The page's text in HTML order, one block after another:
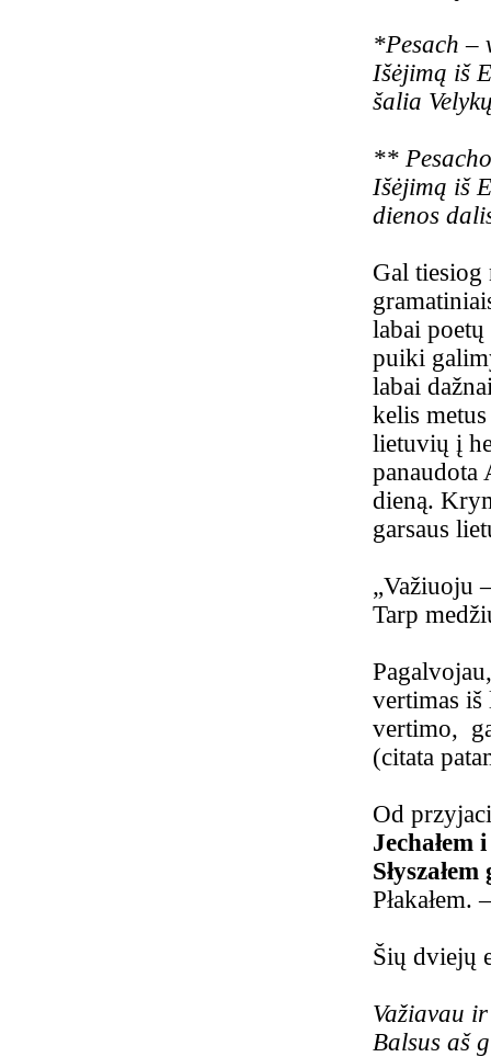
*Pesach –
Išėjimą iš
šalia
**
Išėjimą iš
dienos
Gal
labai
puiki
labai
kelis
lietuvių į
panaudota
dieną.
garsaus
„Važiuoju
Tarp
vertimas iš
vertimo,
(citata
Od
Jechałem
Šių dviejų
Važiavau
Balsus aš